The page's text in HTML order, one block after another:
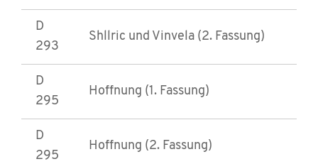
D
293
Shllric und Vinvela (2. Fassung)
D
295
Hoffnung (1. Fassung)
D
295
Hoffnung (2. Fassung)